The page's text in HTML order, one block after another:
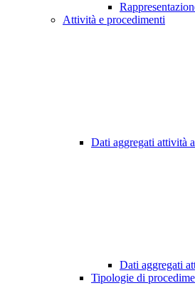
Attività e procedimenti
Dati aggregati attività
Dati aggregati
Tipologie di